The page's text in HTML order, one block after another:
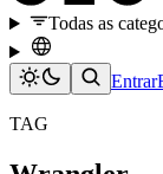
Todas as
Entrar
TAG